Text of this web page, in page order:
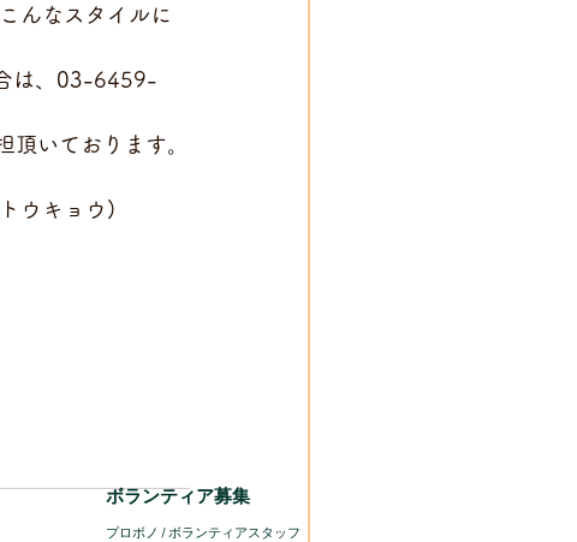
なスタイルに
は、03-6459-
いております。
ウキョウ)
ボランティア募集
プロボノ / ボランティアスタッフ